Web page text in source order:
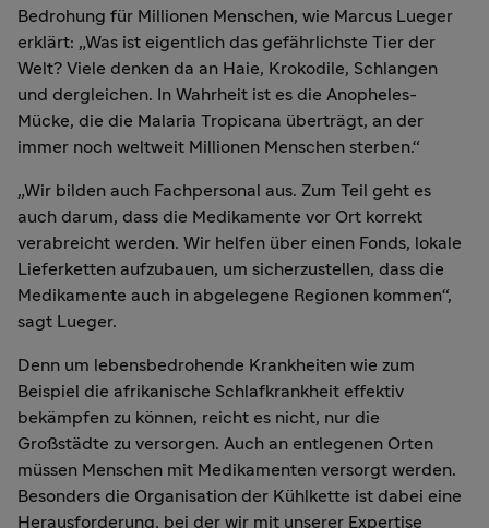
Bedrohung für Millionen Menschen, wie Marcus Lueger
erklärt: „Was ist eigentlich das gefährlichste Tier der
Welt? Viele denken da an Haie, Krokodile, Schlangen
und dergleichen. In Wahrheit ist es die Anopheles-
Mücke, die die Malaria Tropicana überträgt, an der
immer noch weltweit Millionen Menschen sterben.“
„Wir bilden auch Fachpersonal aus. Zum Teil geht es
auch darum, dass die Medikamente vor Ort korrekt
verabreicht werden. Wir helfen über einen Fonds, lokale
Lieferketten aufzubauen, um sicherzustellen, dass die
Medikamente auch in abgelegene Regionen kommen“,
sagt Lueger.
Denn um lebensbedrohende Krankheiten wie zum
Beispiel die afrikanische Schlafkrankheit effektiv
bekämpfen zu können, reicht es nicht, nur die
Großstädte zu versorgen. Auch an entlegenen Orten
müssen Menschen mit Medikamenten versorgt werden.
Besonders die Organisation der Kühlkette ist dabei eine
Herausforderung, bei der wir mit unserer Expertise